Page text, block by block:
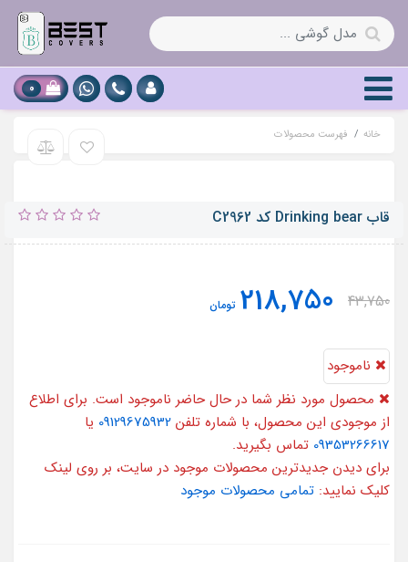
0
خانه فهرست محصولات
قاب Drinking bear کد C2962
43,750
218,750 تومان
ناموجود
محصول مورد نظر شما در حال حاضر ناموجود است. برای اطلاع
از موجودی این محصول، با شماره تلفن 09129675932 یا
09353266617 تماس بگیرید.
برای دیدن جدیدترین محصولات موجود در سایت، بر روی لینک
کلیک نمایید: تمامی محصولات موجود